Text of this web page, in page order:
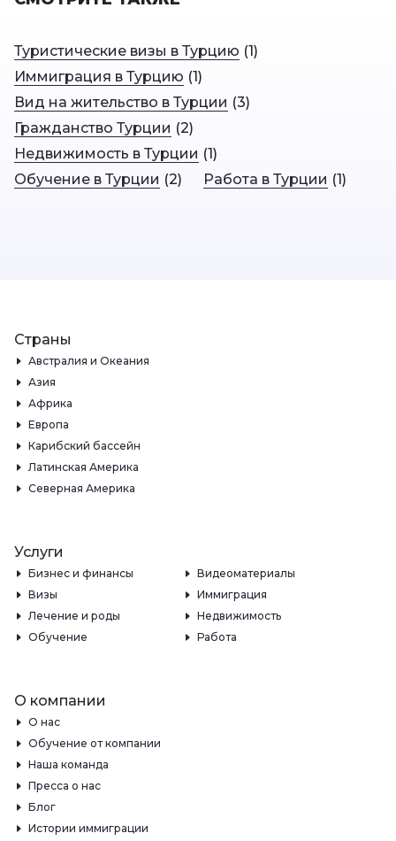
Туристические визы в Турцию (1)
Иммиграция в Турцию (1)
Вид на жительство в Турции (3)
Гражданство Турции (2)
Недвижимость в Турции (1)
Обучение в Турции (2) Работа в Турции (1)
Страны
Австралия и Океания
Азия
Африка
Европа
Карибский бассейн
Латинская Америка
Северная Америка
Услуги
Бизнес и финансы
Видеоматериалы
Визы
Иммиграция
Лечение и роды
Недвижимость
Обучение
Работа
О компании
О нас
Обучение от компании
Наша команда
Пресса о нас
Блог
Истории иммиграции